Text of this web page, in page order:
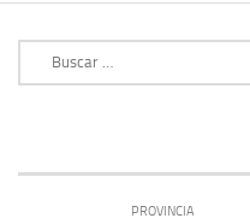
PROVINCIA